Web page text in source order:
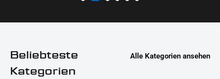
Beliebteste
Kategorien
Alle Kategorien ansehen